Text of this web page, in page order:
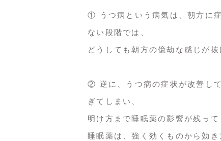
① うつ病という病気は、朝方に
ない段階では、
どうしても朝方の億劫な感じが
② 逆に、うつ病の症状が改善し
ぎてしまい、
明け方まで睡眠薬の影響が残っ
睡眠薬は、強く効くものから効